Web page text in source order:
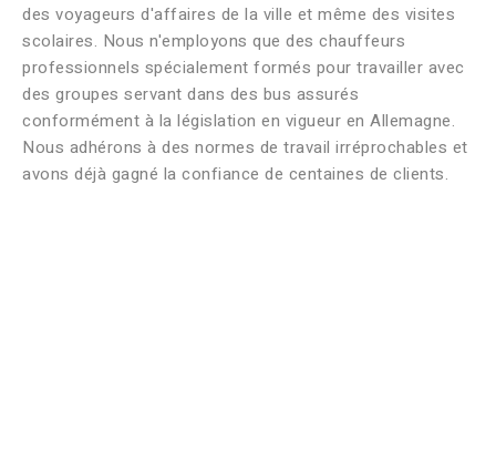
des voyageurs d'affaires de la ville et même des visites
scolaires. Nous n'employons que des chauffeurs
professionnels spécialement formés pour travailler avec
des groupes servant dans des bus assurés
conformément à la législation en vigueur en Allemagne.
Nous adhérons à des normes de travail irréprochables et
avons déjà gagné la confiance de centaines de clients.